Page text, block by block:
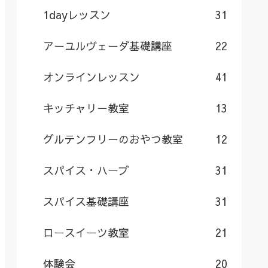
1dayレッスン 31
アーユルヴェーダ基礎講座 22
オンラインレッスン 41
キッチャリー教室 13
グルテンフリーのおやつ教室 12
スパイス・ハーブ 31
スパイス基礎講座 31
ロースイーツ教室 21
体験会 20